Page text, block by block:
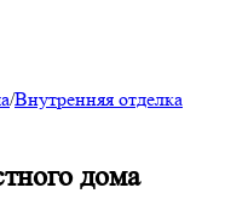
/Внутренняя отделка
дома